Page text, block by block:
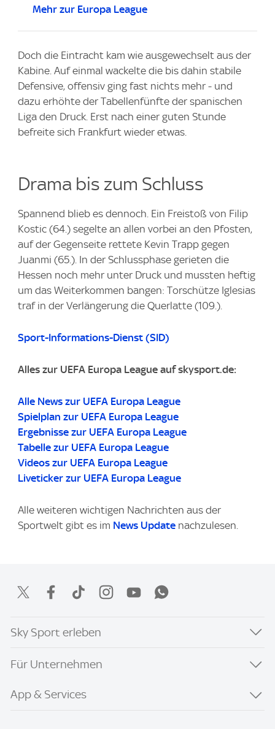
Mehr zur Europa League
Doch die Eintracht kam wie ausgewechselt aus der
Kabine. Auf einmal wackelte die bis dahin stabile
Defensive, offensiv ging fast nichts mehr - und
dazu erhöhte der Tabellenfünfte der spanischen
Liga den Druck. Erst nach einer guten Stunde
befreite sich Frankfurt wieder etwas.
Drama bis zum Schluss
Spannend blieb es dennoch. Ein Freistoß von Filip
Kostic (64.) segelte an allen vorbei an den Pfosten,
auf der Gegenseite rettete Kevin Trapp gegen
Juanmi (65.). In der Schlussphase gerieten die
Hessen noch mehr unter Druck und mussten heftig
um das Weiterkommen bangen: Torschütze Iglesias
traf in der Verlängerung die Querlatte (109.).
Sport-Informations-Dienst (SID)
Alles zur UEFA Europa League auf skysport.de:
Alle News zur UEFA Europa League
Spielplan zur UEFA Europa League
Ergebnisse zur UEFA Europa League
Tabelle zur UEFA Europa League
Videos zur UEFA Europa League
Liveticker zur UEFA Europa League
Alle weiteren wichtigen Nachrichten aus der
Sportwelt gibt es im News Update nachzulesen.
Sky Sport erleben
Für Unternehmen
App & Services